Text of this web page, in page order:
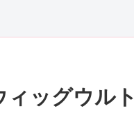
ッグウルト